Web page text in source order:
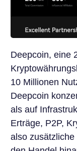
Deepcoin, eine
10 Millionen
Deepcoin
als auf
Erträge, P2P,
also